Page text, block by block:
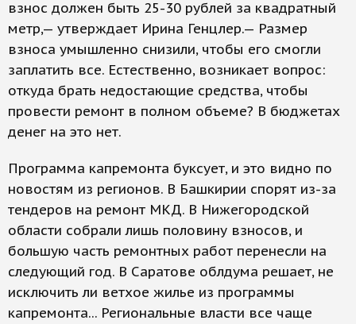
взнос должен быть 25-30 рублей за квадратный
метр,— утверждает Ирина Генцлер.— Размер
взноса умышленно снизили, чтобы его смогли
заплатить все. Естественно, возникает вопрос:
откуда брать недостающие средства, чтобы
провести ремонт в полном объеме? В бюджетах
денег на это нет.
Программа капремонта буксует, и это видно по
новостям из регионов. В Башкирии спорят из-за
тендеров на ремонт МКД. В Нижегородской
области собрали лишь половину взносов, и
большую часть ремонтных работ перенесли на
следующий год. В Саратове облдума решает, не
исключить ли ветхое жилье из программы
капремонта... Региональные власти все чаще